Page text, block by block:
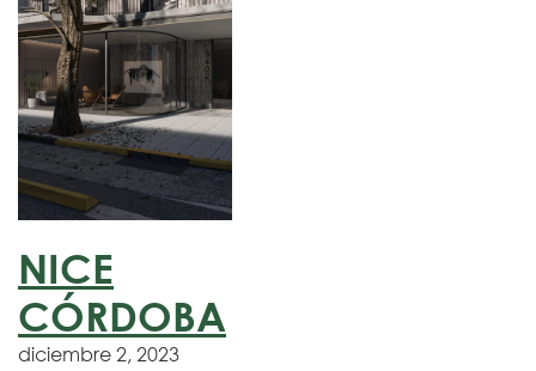
NICE
CÓRDOBA
diciembre 2, 2023